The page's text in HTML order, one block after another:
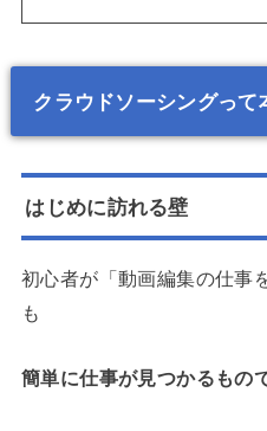
クラウドソーシングって
はじめに訪れる壁
初心者が「動画編集の仕事
も
簡単に仕事が見つかるもの